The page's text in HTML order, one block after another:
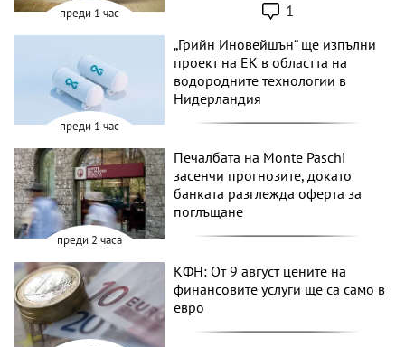
преди 1 час 1
преди 1 час
„Грийн Иновейшън“ ще изпълни
проект на ЕК в областта на
водородните технологии в
Нидерландия
преди 2 часа
Печалбата на Monte Paschi
засенчи прогнозите, докато
банката разглежда оферта за
поглъщане
КФН: От 9 август цените на
финансовите услуги ще са само в
евро